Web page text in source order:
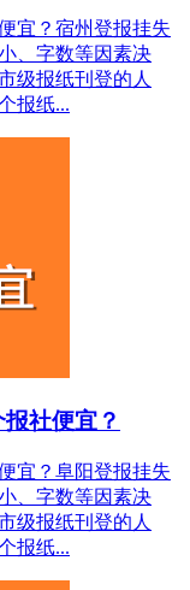
宜？宿州登报挂失
、字数等因素决
级报纸刊登的人
报纸...
社便宜？
宜？阜阳登报挂失
、字数等因素决
级报纸刊登的人
报纸...